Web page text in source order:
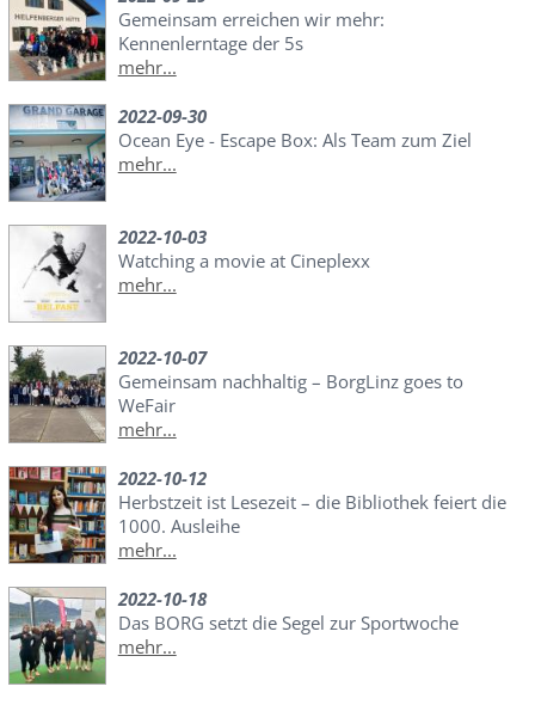
Gemeinsam erreichen wir mehr:
Kennenlerntage der 5s
mehr...
2022-09-30
Ocean Eye - Escape Box: Als Team zum Ziel
mehr...
2022-10-03
Watching a movie at Cineplexx
mehr...
2022-10-07
Gemeinsam nachhaltig – BorgLinz goes to
WeFair
mehr...
2022-10-12
Herbstzeit ist Lesezeit – die Bibliothek feiert die
1000. Ausleihe
mehr...
2022-10-18
Das BORG setzt die Segel zur Sportwoche
mehr...